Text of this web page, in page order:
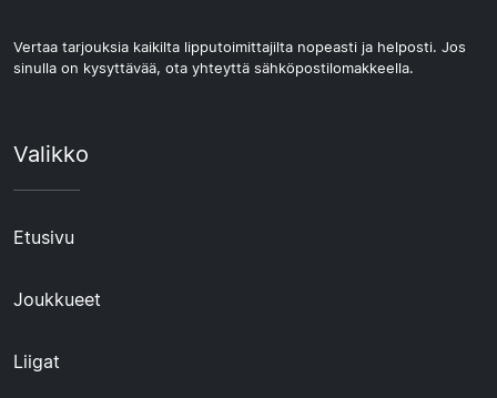
Vertaa tarjouksia kaikilta lipputoimittajilta nopeasti ja helposti. Jos
sinulla on kysyttävää, ota yhteyttä sähköpostilomakkeella.
Valikko
Etusivu
Joukkueet
Liigat